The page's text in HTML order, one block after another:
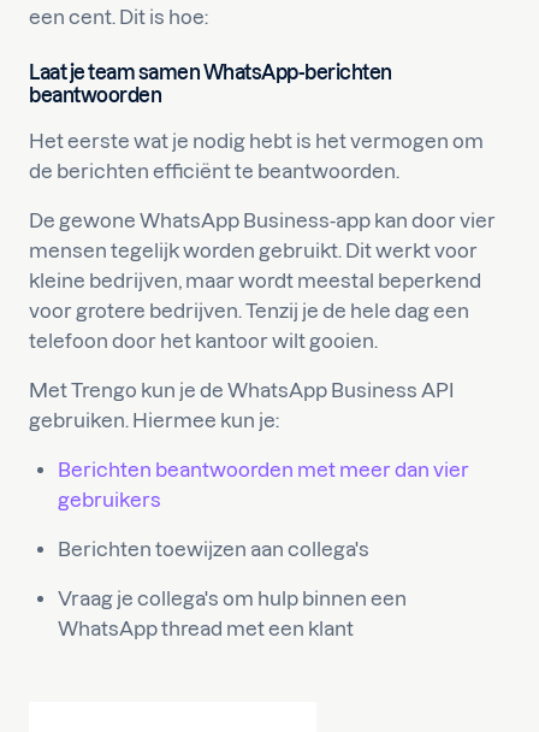
een cent. Dit is hoe:
Laat je team samen WhatsApp-berichten
beantwoorden
Het eerste wat je nodig hebt is het vermogen om
de berichten efficiënt te beantwoorden.
De gewone WhatsApp Business-app kan door vier
mensen tegelijk worden gebruikt. Dit werkt voor
kleine bedrijven, maar wordt meestal beperkend
voor grotere bedrijven. Tenzij je de hele dag een
telefoon door het kantoor wilt gooien.
Met Trengo kun je de WhatsApp Business API
gebruiken. Hiermee kun je:
Berichten beantwoorden met meer dan vier
gebruikers
Berichten toewijzen aan collega's
Vraag je collega's om hulp binnen een
WhatsApp thread met een klant